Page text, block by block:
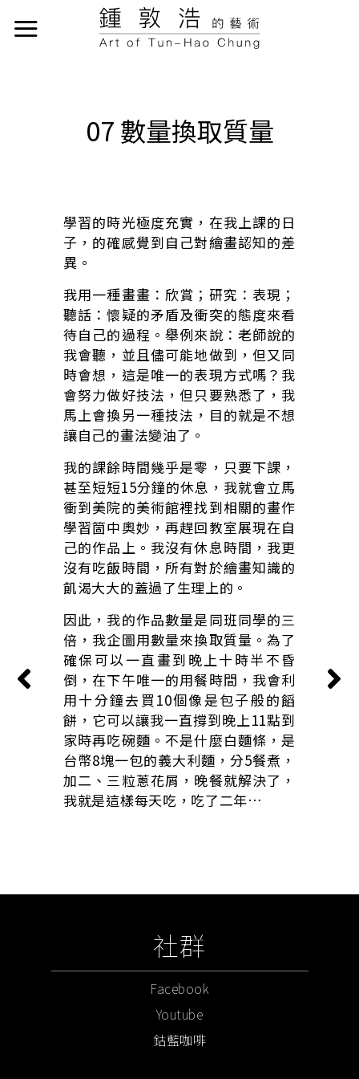
07 數量換取質量
學習的時光極度充實，在我上課的日
子，的確感覺到自己對繪畫認知的差
異。
我用一種畫畫：欣賞；研究：表現；
聽話：懷疑的矛盾及衝突的態度來看
待自己的過程。舉例來說：老師說的
我會聽，並且儘可能地做到，但又同
時會想，這是唯一的表現方式嗎？我
會努力做好技法，但只要熟悉了，我
馬上會換另一種技法，目的就是不想
讓自己的畫法變油了。
我的課餘時間幾乎是零，只要下課，
甚至短短15分鐘的休息，我就會立馬
衝到美院的美術館裡找到相關的畫作
學習箇中奧妙，再趕回教室展現在自
己的作品上。我沒有休息時間，我更
沒有吃飯時間，所有對於繪畫知識的
飢渴大大的蓋過了生理上的。
因此，我的作品數量是同班同學的三
倍，我企圖用數量來換取質量。為了
確保可以一直畫到晚上十時半不昏
倒，在下午唯一的用餐時間，我會利
用十分鐘去買10個像是包子般的饀
餅，它可以讓我一直撐到晚上11點到
家時再吃碗麵。不是什麼白麵條，是
台幣8塊一包的義大利麵，分5餐煮，
加二、三粒蔥花屑，晚餐就解決了，
我就是這樣每天吃，吃了二年…
社群
Facebook
Youtube
鈷藍咖啡